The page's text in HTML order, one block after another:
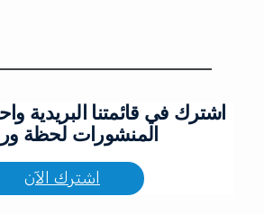
اشترك في قائمتنا البريدية
المنشورات لحظة
اشترك الآن